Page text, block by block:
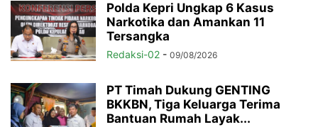
Polda Kepri Ungkap 6 Kasus
Narkotika dan Amankan 11
Tersangka
Redaksi-02 - 09/08/2026
PT Timah Dukung GENTING
BKKBN, Tiga Keluarga Terima
Bantuan Rumah Layak...